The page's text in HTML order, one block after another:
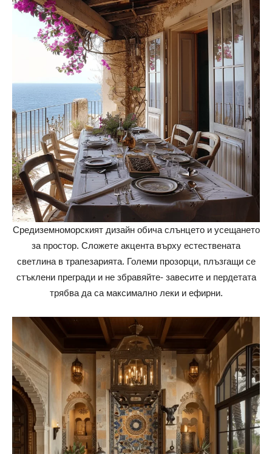
Средиземноморският дизайн обича слънцето и усещането
за простор. Сложете акцента върху естествената
светлина в трапезарията. Големи прозорци, плъзгащи се
стъклени прегради и не збравяйте- завесите и пердетата
трябва да са максимално леки и ефирни.